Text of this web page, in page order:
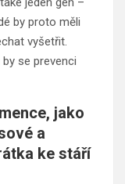
by proto měli
vyšetřit.
se prevenci
jako
a
ke stáří